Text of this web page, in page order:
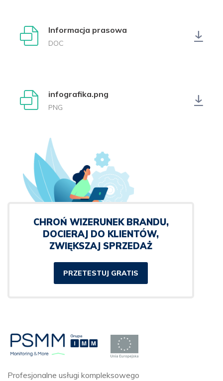
Informacja prasowa
DOC
infografika.png
PNG
CHROŃ WIZERUNEK BRANDU,
DOCIERAJ DO KLIENTÓW,
ZWIĘKSZAJ SPRZEDAŻ
PRZETESTUJ GRATIS
Profesjonalne usługi kompleksowego